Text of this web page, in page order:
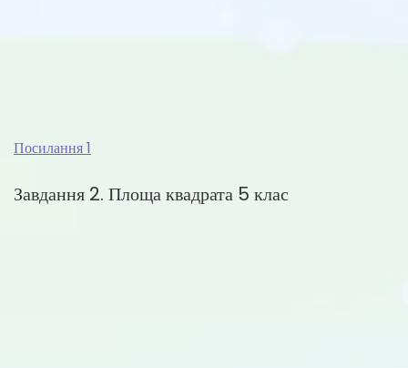
Посилання 1
Завдання 2. Площа квадрата 5 клас